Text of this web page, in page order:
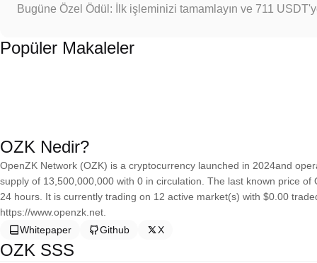
Bugüne Özel Ödül: İlk işleminizi tamamlayın ve 711
Popüler Makaleler
OZK Nedir?
OpenZK Network (OZK) is a cryptocurrency launched in 2024and
supply of 13,500,000,000 with 0 in circulation. The last known price
24 hours. It is currently trading on 12 active market(s) with $0.00
https://www.openzk.net.
Whitepaper
Github X
OZK SSS